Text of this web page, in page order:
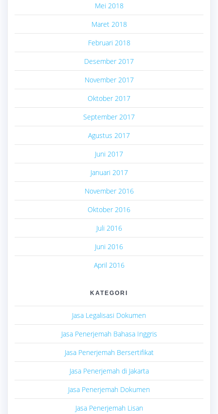
Mei 2018
Maret 2018
Februari 2018
Desember 2017
November 2017
Oktober 2017
September 2017
Agustus 2017
Juni 2017
Januari 2017
November 2016
Oktober 2016
Juli 2016
Juni 2016
April 2016
KATEGORI
Jasa Legalisasi Dokumen
Jasa Penerjemah Bahasa Inggris
Jasa Penerjemah Bersertifikat
Jasa Penerjemah di Jakarta
Jasa Penerjemah Dokumen
Jasa Penerjemah Lisan